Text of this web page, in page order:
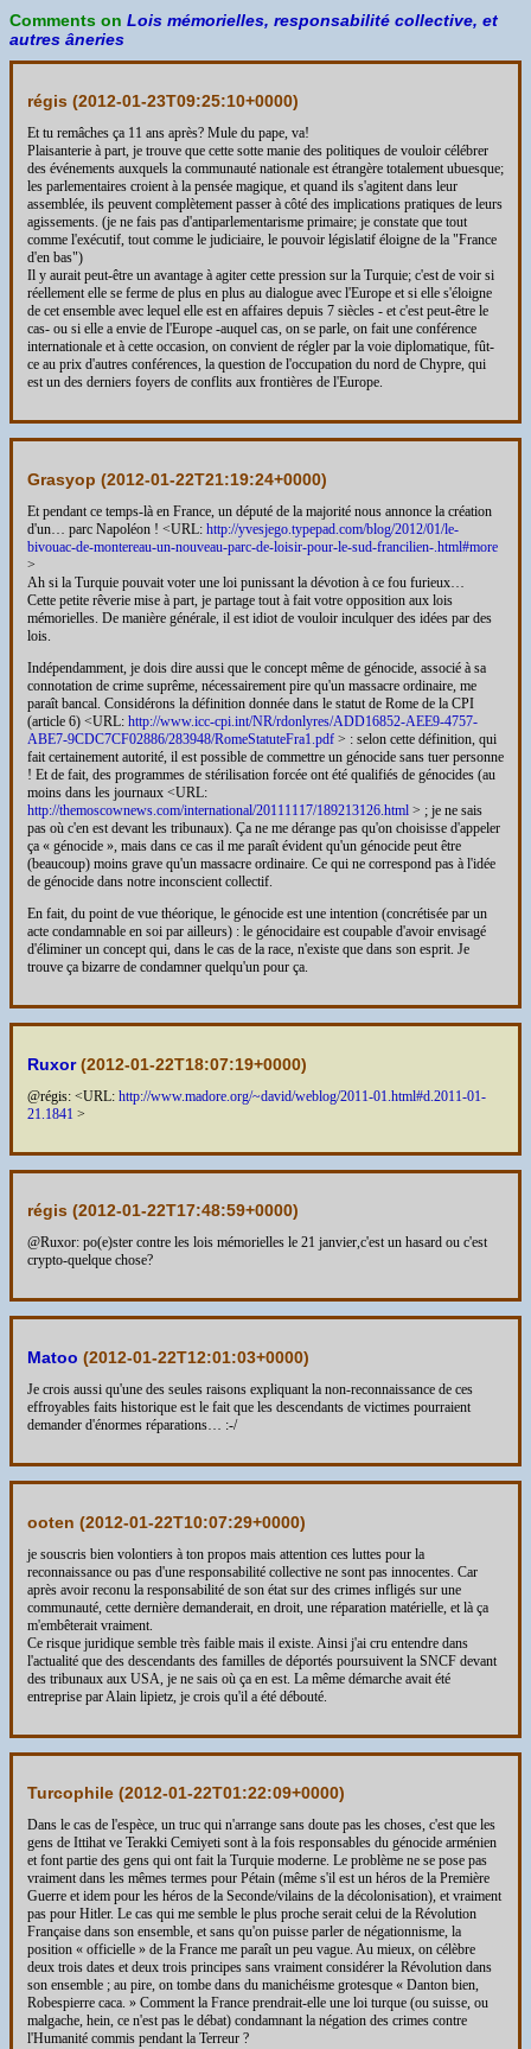
Comments on Lois mémorielles, responsabilité collective, et
autres âneries
régis (2012-01-23T09:25:10+0000)
Et tu remâches ça 11 ans après? Mule du pape, va!
Plaisanterie à part, je trouve que cette sotte manie des politiques de vouloir célébrer
des événements auxquels la communauté nationale est étrangère totalement ubuesque;
les parlementaires croient à la pensée magique, et quand ils s'agitent dans leur
assemblée, ils peuvent complètement passer à côté des implications pratiques de leurs
agissements. (je ne fais pas d'antiparlementarisme primaire; je constate que tout
comme l'exécutif, tout comme le judiciaire, le pouvoir législatif éloigne de la "France
d'en bas")
Il y aurait peut-être un avantage à agiter cette pression sur la Turquie; c'est de voir si
réellement elle se ferme de plus en plus au dialogue avec l'Europe et si elle s'éloigne
de cet ensemble avec lequel elle est en affaires depuis 7 siècles - et c'est peut-être le
cas- ou si elle a envie de l'Europe -auquel cas, on se parle, on fait une conférence
internationale et à cette occasion, on convient de régler par la voie diplomatique, fût-
ce au prix d'autres conférences, la question de l'occupation du nord de Chypre, qui
est un des derniers foyers de conflits aux frontières de l'Europe.
Grasyop (2012-01-22T21:19:24+0000)
Et pendant ce temps-là en France, un député de la majorité nous annonce la création
d'un… parc Napoléon ! <URL: http://yvesjego.typepad.com/blog/2012/01/le-
bivouac-de-montereau-un-nouveau-parc-de-loisir-pour-le-sud-francilien-.html#more
>
Ah si la Turquie pouvait voter une loi punissant la dévotion à ce fou furieux…
Cette petite rêverie mise à part, je partage tout à fait votre opposition aux lois
mémorielles. De manière générale, il est idiot de vouloir inculquer des idées par des
lois.
Indépendamment, je dois dire aussi que le concept même de génocide, associé à sa
connotation de crime suprême, nécessairement pire qu'un massacre ordinaire, me
paraît bancal. Considérons la définition donnée dans le statut de Rome de la CPI
(article 6) <URL: http://www.icc-cpi.int/NR/rdonlyres/ADD16852-AEE9-4757-
ABE7-9CDC7CF02886/283948/RomeStatuteFra1.pdf > : selon cette définition, qui
fait certainement autorité, il est possible de commettre un génocide sans tuer personne
! Et de fait, des programmes de stérilisation forcée ont été qualifiés de génocides (au
moins dans les journaux <URL:
http://themoscownews.com/international/20111117/189213126.html > ; je ne sais
pas où c'en est devant les tribunaux). Ça ne me dérange pas qu'on choisisse d'appeler
ça « génocide », mais dans ce cas il me paraît évident qu'un génocide peut être
(beaucoup) moins grave qu'un massacre ordinaire. Ce qui ne correspond pas à l'idée
de génocide dans notre inconscient collectif.
En fait, du point de vue théorique, le génocide est une intention (concrétisée par un
acte condamnable en soi par ailleurs) : le génocidaire est coupable d'avoir envisagé
d'éliminer un concept qui, dans le cas de la race, n'existe que dans son esprit. Je
trouve ça bizarre de condamner quelqu'un pour ça.
Ruxor(2012-01-22T18:07:19+0000)
@régis: <URL: http://www.madore.org/~david/weblog/2011-01.html#d.2011-01-
21.1841 >
régis (2012-01-22T17:48:59+0000)
@Ruxor: po(e)ster contre les lois mémorielles le 21 janvier,c'est un hasard ou c'est
crypto-quelque chose?
Matoo (2012-01-22T12:01:03+0000)
Je crois aussi qu'une des seules raisons expliquant la non-reconnaissance de ces
effroyables faits historique est le fait que les descendants de victimes pourraient
demander d'énormes réparations… :-/
ooten (2012-01-22T10:07:29+0000)
je souscris bien volontiers à ton propos mais attention ces luttes pour la
reconnaissance ou pas d'une responsabilité collective ne sont pas innocentes. Car
après avoir reconu la responsabilité de son état sur des crimes infligés sur une
communauté, cette dernière demanderait, en droit, une réparation matérielle, et là ça
m'embêterait vraiment.
Ce risque juridique semble très faible mais il existe. Ainsi j'ai cru entendre dans
l'actualité que des descendants des familles de déportés poursuivent la SNCF devant
des tribunaux aux USA, je ne sais où ça en est. La même démarche avait été
entreprise par Alain lipietz, je crois qu'il a été débouté.
Turcophile (2012-01-22T01:22:09+0000)
Dans le cas de l'espèce, un truc qui n'arrange sans doute pas les choses, c'est que les
gens de Ittihat ve Terakki Cemiyeti sont à la fois responsables du génocide arménien
et font partie des gens qui ont fait la Turquie moderne. Le problème ne se pose pas
vraiment dans les mêmes termes pour Pétain (même s'il est un héros de la Première
Guerre et idem pour les héros de la Seconde/vilains de la décolonisation), et vraiment
pas pour Hitler. Le cas qui me semble le plus proche serait celui de la Révolution
Française dans son ensemble, et sans qu'on puisse parler de négationnisme, la
position « officielle » de la France me paraît un peu vague. Au mieux, on célèbre
deux trois dates et deux trois principes sans vraiment considérer la Révolution dans
son ensemble ; au pire, on tombe dans du manichéisme grotesque « Danton bien,
Robespierre caca. » Comment la France prendrait-elle une loi turque (ou suisse, ou
malgache, hein, ce n'est pas le débat) condamnant la négation des crimes contre
l'Humanité commis pendant la Terreur ?